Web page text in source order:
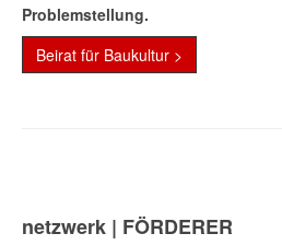
Problemstellung.
Beirat für Baukultur >
netzwerk | FÖRDERER